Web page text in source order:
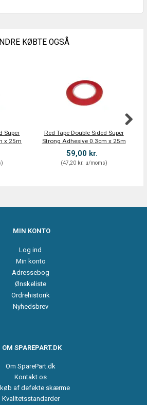
KØBTE OGSÅ
Super
x 25m
)
Red Tape Double Sided Super
Strong Adhesive 0.3cm x 25m
59,00 kr.
(47,20 kr. u/moms)
MIN KONTO
Log ind
Min konto
Adressebog
Ønskeliste
Ordrehistorik
Nyhedsbrev
OM SPAREPART.DK
Om SparePart.dk
Kontakt os
af defekte skærme
Kvalitetsstandarder